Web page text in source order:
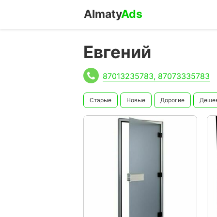
AlmatyAds
Евгений
87013235783, 87073335783
Старые Новые Дорогие